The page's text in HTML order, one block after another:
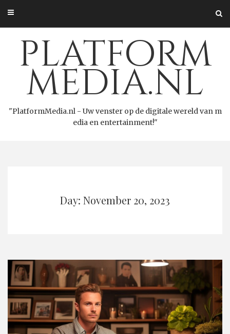
content
platform
media.nl
"PlatformMedia.nl - Uw venster op de digitale wereld van m
edia en entertainment!"
Day: November 20, 2023